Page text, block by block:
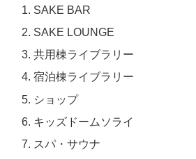
SAKE BAR
SAKE LOUNGE
共用棟ライブラリー
宿泊棟ライブラリー
ショップ
キッズドームソライ
スパ・サウナ